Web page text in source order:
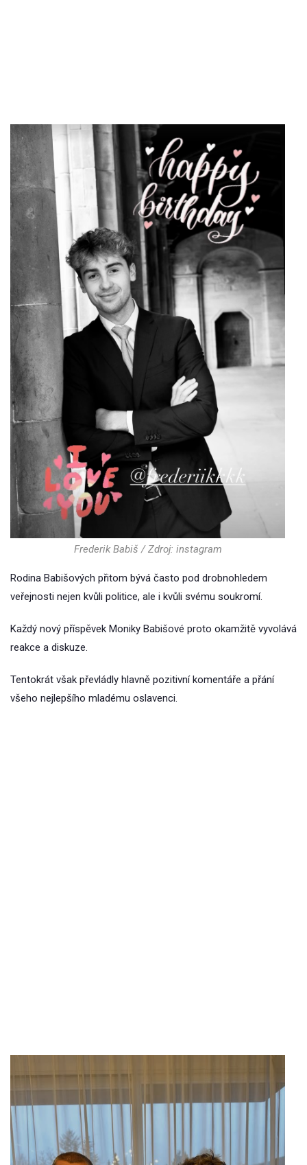
Frederik Babiš / Zdroj: instagram
Rodina Babišových přitom bývá často pod drobnohledem
veřejnosti nejen kvůli politice, ale i kvůli svému soukromí.
Každý nový příspěvek Moniky Babišové proto okamžitě vyvolává
reakce a diskuze.
Tentokrát však převládly hlavně pozitivní komentáře a přání
všeho nejlepšího mladému oslavenci.